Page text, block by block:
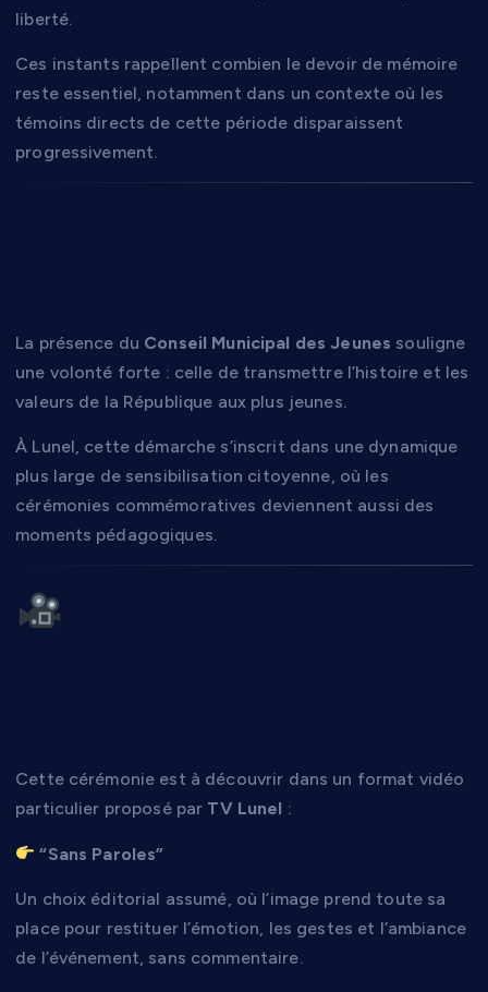
liberté.
Ces instants rappellent combien le devoir de mémoire
reste essentiel, notamment dans un contexte où les
témoins directs de cette période disparaissent
progressivement.
La présence du Conseil Municipal des Jeunes souligne
une volonté forte : celle de transmettre l’histoire et les
valeurs de la République aux plus jeunes.
À Lunel, cette démarche s’inscrit dans une dynamique
plus large de sensibilisation citoyenne, où les
cérémonies commémoratives deviennent aussi des
moments pédagogiques.
Cette cérémonie est à découvrir dans un format vidéo
particulier proposé par TV Lunel :
“Sans Paroles”
Un choix éditorial assumé, où l’image prend toute sa
place pour restituer l’émotion, les gestes et l’ambiance
de l’événement, sans commentaire.